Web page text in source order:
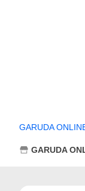
GARUDA
GARUDA